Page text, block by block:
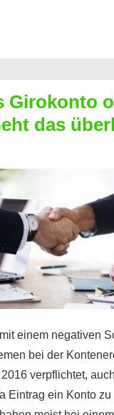
Girokonto
das
einem negativen
bei der
verpflichtet,
Eintrag ein Konto zu